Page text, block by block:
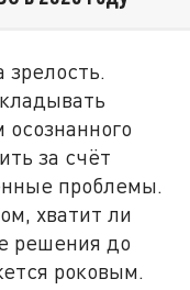
зрелость.
за счёт
проблемы.
хватит ли
решения до
роковым.